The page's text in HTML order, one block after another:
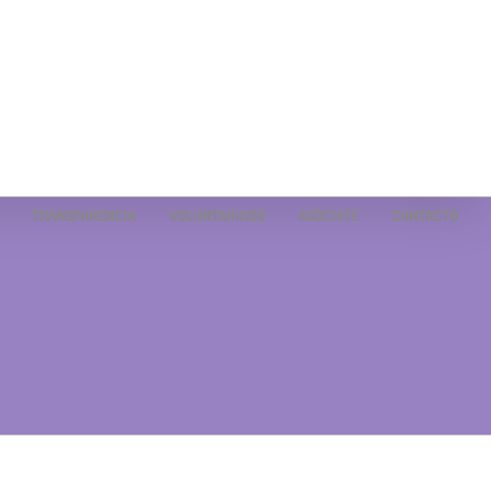
TRANSPARENCIA VOLUNTARIADO ASÓCIATE CONTACTO